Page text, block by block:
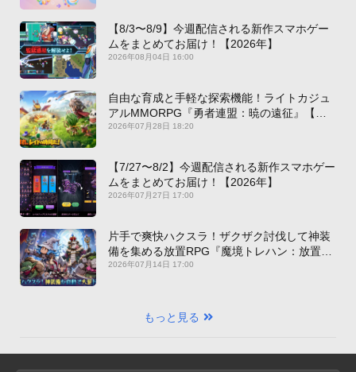
【8/3〜8/9】今週配信される新作スマホゲー
ムをまとめてお届け！【2026年】
2026年08月04日 16:00
自由な育成と手軽な探索機能！ライトカジュ
アルMMORPG『勇者連盟：暁の遠征』【最
新作PICKUP】
2026年07月28日 18:20
【7/27〜8/2】今週配信される新作スマホゲー
ムをまとめてお届け！【2026年】
2026年07月27日 17:00
片手で爽快ハクスラ！ザクザク討伐して神装
備を集める放置RPG『魔境トレハン：放置で
神装備』【最新作PICKUP】
2026年07月14日 17:00
もっと見る